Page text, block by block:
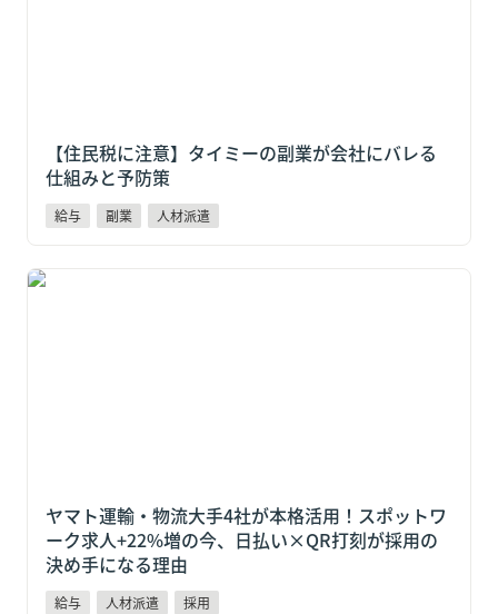
【住民税に注意】タイミーの副業が会社にバレる
仕組みと予防策
給与 副業 人材派遣
ヤマト運輸・物流大手4社が本格活用！スポットワーク
ヤマト運輸・物流大手4社が本格活用！スポットワ
ーク求人+22%増の今、日払い×QR打刻が採用の
決め手になる理由
給与 人材派遣 採用